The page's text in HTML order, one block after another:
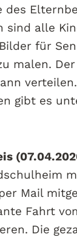
des
sind alle
für
malen.
gibt es
Mail
Fahrt
Die